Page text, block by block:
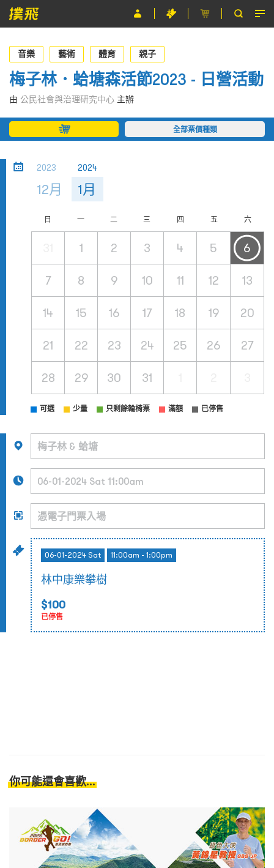
節目
主辦單位
關於撲飛
條款及細則
音樂 藝術 體育 親子
梅子林．蛤塘森活節2023 - 日營活動
由 公民社會與治理研究中心 主辦
全部票價種類
2023
12月
2024
1月
日 一 二 三 四 五 六
1 2 3 4 5 6
7 8 9 10 11 12 13
14 15 16 17 18 19 20
21 22 23 24 25 26 27
28 29 30 31
可選 少量 只剩餘輪椅票 滿額 已停售
06-01-2024 Sat 11:00am - 1:00pm
林中康樂攀樹
$100
已停售
你可能還會喜歡...